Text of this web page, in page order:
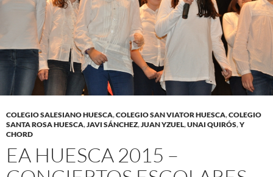
COLEGIO SALESIANO HUESCA,COLEGIO SAN VIATOR HUESCA,COLEGIO
SANTA ROSA HUESCA,JAVI SÁNCHEZ,JUAN YZUEL,UNAI QUIRÓS,Y
CHORD
EA HUESCA 2015 –